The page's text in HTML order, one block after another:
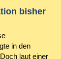
bisher
in den
laut einer